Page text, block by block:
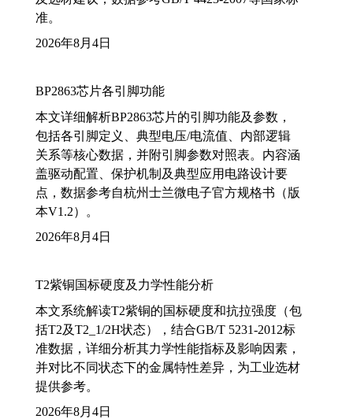
准。
2026年8月4日
BP2863芯片各引脚功能
本文详细解析BP2863芯片的引脚功能及参数，
包括各引脚定义、典型电压/电流值、内部逻辑
关系等核心数据，并附引脚参数对照表。内容涵
盖驱动配置、保护机制及典型应用电路设计要
点，数据参考自杭州士兰微电子官方规格书（版
本V1.2）。
2026年8月4日
T2紫铜国标硬度及力学性能分析
本文系统解读T2紫铜的国标硬度和抗拉强度（包
括T2及T2_1/2H状态），结合GB/T 5231-2012标
准数据，详细分析其力学性能指标及影响因素，
并对比不同状态下的金属特性差异，为工业选材
提供参考。
2026年8月4日